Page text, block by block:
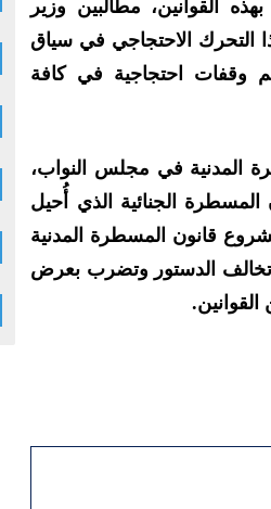
القوانين، مطالبين وزير
التحرك الاحتجاجي في سياق
وقفات احتجاجية في كافة
المدنية في مجلس النواب،
المسطرة الجنائية الذي أُحيل
قانون المسطرة المدنية
تخالف الدستور وتضرب بعرض
القوانين.